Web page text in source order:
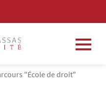
"École de droit"